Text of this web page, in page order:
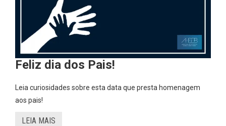
Feliz dia dos Pais!
Leia curiosidades sobre esta data que presta homenagem
aos pais!
LEIA MAIS